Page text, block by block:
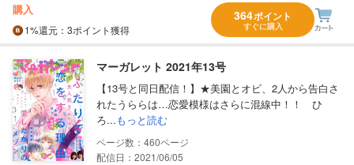
購入
1%還元 ：3ポイント獲得
364ポイント
すぐに購入
マーガレット 2021年13号
【13号と同日配信！】★美園とオビ、2人から告白さ
れたうららは…恋愛模様はさらに混線中！！ ひ
ろ...もっと読む
460
配信日：2021/06/05